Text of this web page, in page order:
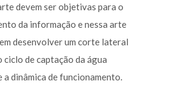
devem ser objetivas para o
da informação e nessa arte
desenvolver um corte lateral
ciclo de captação da água
a dinâmica de funcionamento.